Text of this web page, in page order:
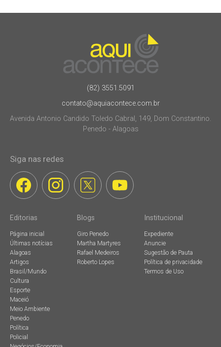
(82) 3551.5091
contato@aquiacontece.com.br
Avenida Antonio Candido Toledo Cabral, 149, Dom Constantino.
Penedo - Alagoas
Siga nas redes
Editorias
Página inicial
Últimas notícias
Alagoas
Artigos
Brasil/Mundo
Cultura
Esporte
Maceió
Meio Ambiente
Penedo
Política
Policial
Blogs
Giro Penedo
Martha Martyres
Rafael Medeiros
Roberto Lopes
Institucional
Expediente
Anuncie
Sugestão de Pauta
Política de privacidade
Termos de Uso